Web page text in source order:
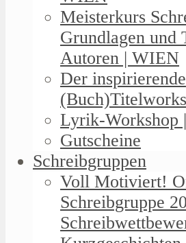
Meisterkurs
Grundlagen und
Autoren | WIEN
Der inspirierende
Lyrik-Workshop
Gutscheine
Schreibgruppen
Voll Motiviert!
Schreibgruppe